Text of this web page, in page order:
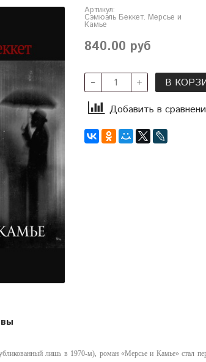
Артикул:
Сэмюэль Беккет. Мерсье и
Камье
840.00 руб
В
Добавить в
лишь в 1970-м), роман «Мерсье и Камье» стал